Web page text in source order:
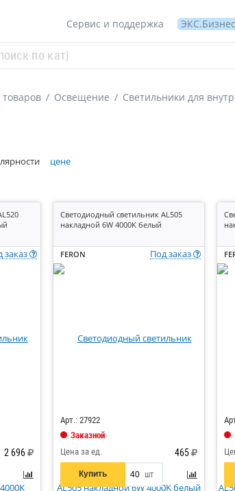
Сервис и поддержка ЭКС.Бизнес
товаров / Освещение / Светильники для
цене
заказ
2 696
Светодиодный светильник AL505
накладной 6W 4000K белый
FERON Под заказ
Арт.: 27922
Заказной
Цена за ед.
465
Купить шт